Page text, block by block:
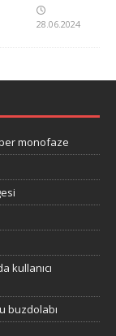
28.06.2024
monofaze
kullanıcı
buzdolabı